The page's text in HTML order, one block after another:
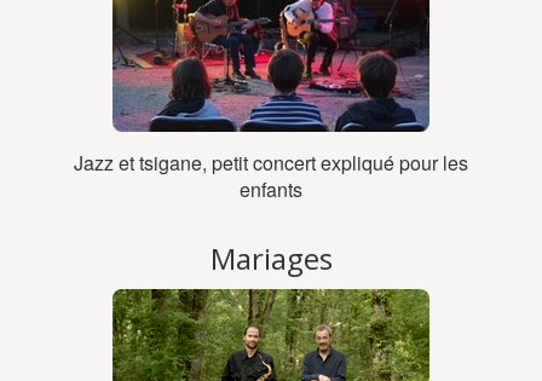
Jazz et tsigane, petit concert expliqué pour les
enfants
Mariages